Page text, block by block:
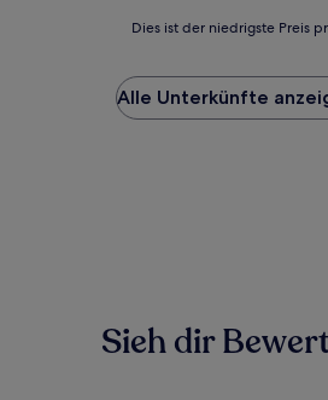
Dies
der
niedrigste
Preis
Aufenthalt
mit
Dies ist der niedrigste Preis
Alle Unterkünfte
Sieh dir